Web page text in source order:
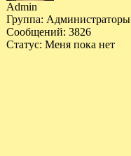
Admin
Группа: Администраторы
Сообщений: 3826
Статус: Меня пока нет